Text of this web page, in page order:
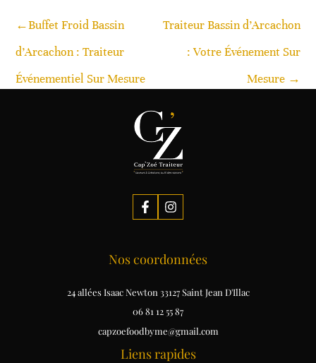
←Buffet Froid Bassin
d’Arcachon : Traiteur
Événementiel Sur Mesure
Traiteur Bassin d’Arcachon
: Votre Événement Sur
Mesure →
Nos coordonnées
24 allées Isaac Newton 33127 Saint Jean D'Illac
06 81 12 55 87
capzoefoodbyme@gmail.com
Liens rapides